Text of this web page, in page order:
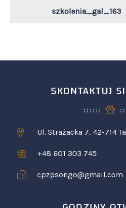
szkolenia_gal_163
SKONTAKTUJ
Ul. Strażacka 7, 42-714
+48 601 303 745
cpzpsongo@gmail.com